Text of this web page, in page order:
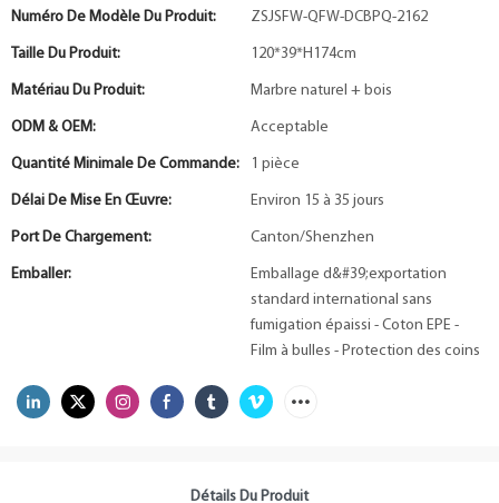
Numéro De Modèle Du Produit: ZSJSFW-QFW-DCBPQ-2162
Taille Du Produit: 120*39*H174cm
Matériau Du Produit: Marbre naturel + bois
ODM & OEM: Acceptable
Quantité Minimale De Commande: 1 pièce
Délai De Mise En Œuvre: Environ 15 à 35 jours
Port De Chargement: Canton/Shenzhen
Emballer:
Emballage d&#39;exportation
standard international sans
fumigation épaissi - Coton EPE -
Film à bulles - Protection des coins
Détails Du Produit